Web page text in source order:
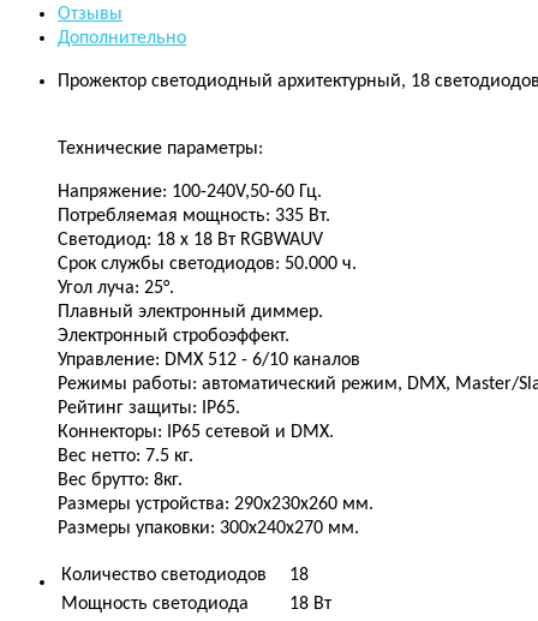
Отзывы
Дополнительно
Прожектор светодиодный архитектурный, 18 светодиодов
Технические параметры:
Напряжение: 100-240V,50-60 Гц.
Потребляемая мощность: 335 Вт.
Светодиод: 18 х 18 Вт RGBWAUV
Срок службы светодиодов: 50.000 ч.
Угол луча: 25°.
Плавный электронный диммер.
Электронный стробоэффект.
Управление: DMX 512 - 6/10 каналов
Режимы работы: автоматический режим, DMX, Master/
Рейтинг защиты: IP65.
Коннекторы: IP65 сетевой и DMX.
Вес нетто: 7.5 кг.
Вес брутто: 8кг.
Размеры устройства: 290x230x260 мм.
Размеры упаковки: 300x240x270 мм.
Количество светодиодов
18
Мощность светодиода
18 Вт